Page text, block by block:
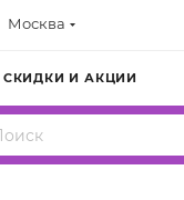
Москва
СКИДКИ И АКЦИИ